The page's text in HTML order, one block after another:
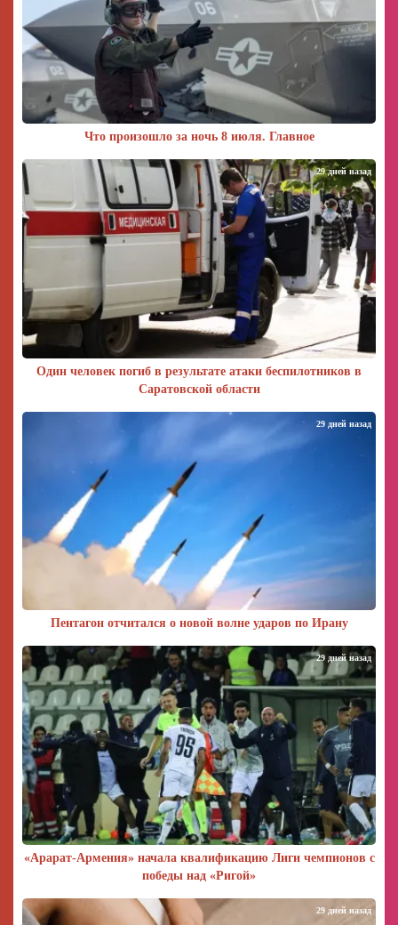
Что произошло за ночь 8 июля. Главное
Один человек погиб в результате атаки беспилотников в
Саратовской области
29 дней назад
Пентагон отчитался о новой волне ударов по Ирану
29 дней назад
«Арарат‑Армения» начала квалификацию Лиги чемпионов с
победы над «Ригой»
29 дней назад
29 дней назад